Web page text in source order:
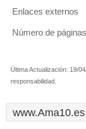
Enlaces externos
Número de páginas
Última Actualización: 19/
responsabilidad.
www.Ama10.es